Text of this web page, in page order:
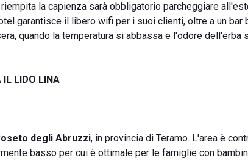
la capienza sarà obbligatorio parcheggiare
garantisce il libero wifi per i suoi clienti, oltre a un bar
quando la temperatura si abbassa e l'odore dell'erba
IL LIDO LINA
degli Abruzzi, in provincia di Teramo. L'area è
basso per cui è ottimale per le famiglie con